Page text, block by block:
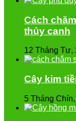
Cách
thủy canh
12 Tháng Tư,
Cây kim
5 Tháng